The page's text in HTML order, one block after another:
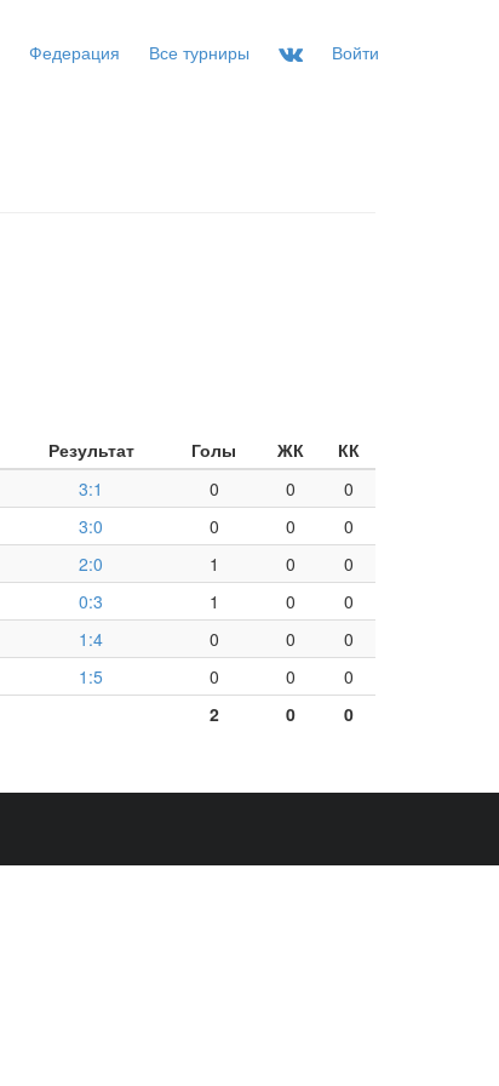
Федерация Все турниры Войти
Результат Голы ЖК
КК
3:1 0 0
0
3:0 0 0
0
2:0 1 0
0
0:3 1 0
0
1:4 0 0
0
1:5 0 0
0
2
0 0